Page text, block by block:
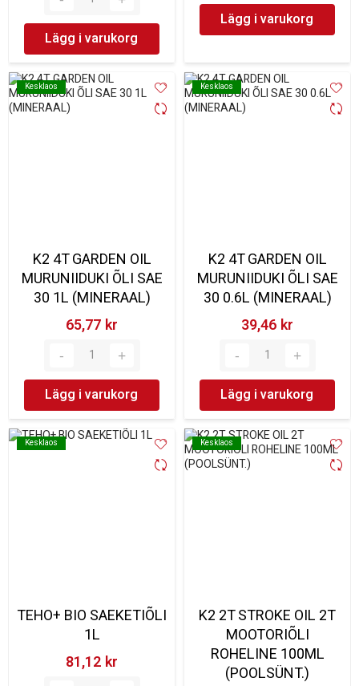
Lägg i varukorg
Lägg i varukorg
Kesklaos
Kesklaos
K2 4T GARDEN OIL
MURUNIIDUKI ÕLI SAE
30 1L (MINERAAL)
65,77 kr‎
Lägg i varukorg
Kesklaos
Kesklaos
K2 4T GARDEN OIL
MURUNIIDUKI ÕLI SAE
30 0.6L (MINERAAL)
39,46 kr‎
Lägg i varukorg
Kesklaos
Kesklaos
TEHO+ BIO SAEKETIÕLI
1L
81,12 kr‎
Kesklaos
Kesklaos
K2 2T STROKE OIL 2T
MOOTORIÕLI
ROHELINE 100ML
(POOLSÜNT.)